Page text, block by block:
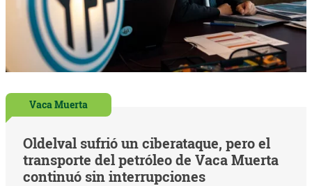
Vaca Muerta
Oldelval sufrió un ciberataque, pero el
transporte del petróleo de Vaca Muerta
continuó sin interrupciones